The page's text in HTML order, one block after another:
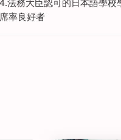
4.法務大臣認可的日本語學校
席率良好者